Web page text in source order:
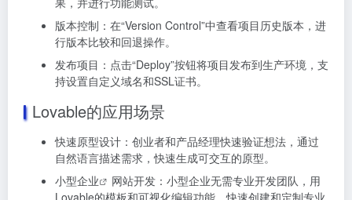
版本控制：在“Version Control”中查看项目历史版本，进
行版本比较和回退操作。
发布项目：点击“Deploy”按钮将项目发布到生产环境，支
持设置自定义域名和SSL证书。
Lovable的应用场景
快速原型设计：创业者和产品经理快速验证想法，通过
自然语言描述需求，快速生成可交互的原型。
小型企业
网站开发：小型企业无需专业开发团队，用
Lovable的模板和可视化编辑功能，快速创建和定制专业